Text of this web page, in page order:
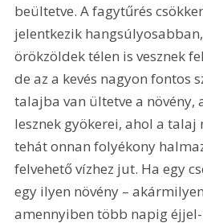
beültetve. A fagytűrés
jelentkezik
örökzöldek télen is vesznek
de az a kevés nagyon fontos
talajba van ültetve a növény,
lesznek gyökerei, ahol a talaj
tehát onnan folyékony
felvehető vízhez jut. Ha egy
egy ilyen növény –
amennyiben több napig